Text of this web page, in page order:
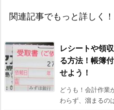
関連記事でもっと詳しく！
レシートや領
る方法！帳簿
せよう！
どうも！会計作業
わらず、溜まるの